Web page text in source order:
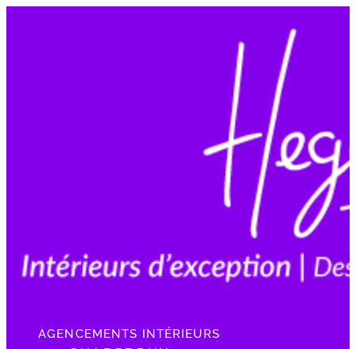
AGENCEMENTS INTÉRIEURS